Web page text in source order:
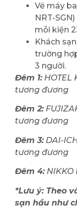
Vé máy
NRT-
mỗi kiện
Khách
trường
3 người.
Đêm 1:HOTEL
tương đương
Đêm 2:
tương đương
Đêm 3:DAI-
tương đương
Đêm 4:NIKKO
*Lưu ý: Theo
sạn hầu như